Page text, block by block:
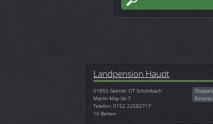
Landpension Haupt
01855 Sebnitz OT Schönbach
Martin-May-Str.7
Telefon: 0152 22582717
10 Betten